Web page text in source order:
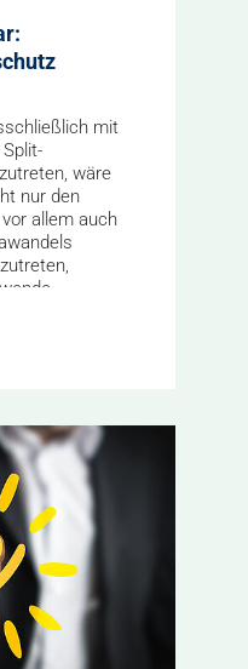
mit
wäre
nur den
allem auch